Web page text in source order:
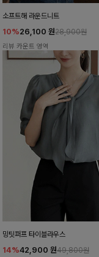
소프트해 라운드니트
10%26,100 원28,900원
리뷰 카운트 영역
밍팃퍼프 타이블라우스
14%42,900 원49,800원